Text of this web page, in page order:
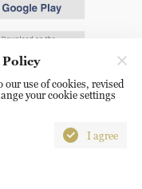
use of cookies, revised
your cookie settings
I agree